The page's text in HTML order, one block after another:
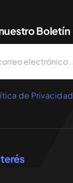
Boletín
de Privacidad